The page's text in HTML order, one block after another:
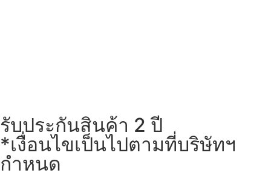
รับประกันสินค้า 2 ปี
*เงื่อนไขเป็นไปตามที่บริษัทฯ
กำหนด